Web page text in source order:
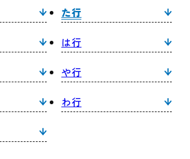
た行
は行
や行
わ行